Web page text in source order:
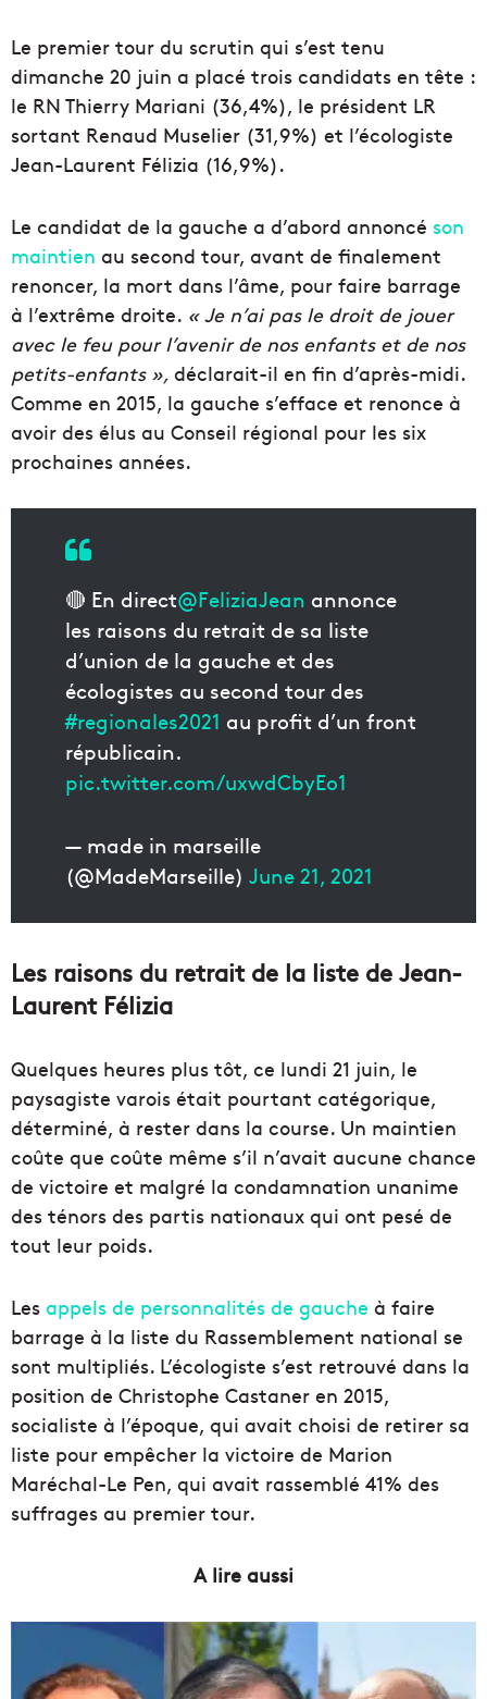
Le premier tour du scrutin qui s’est tenu
dimanche 20 juin a placé trois candidats en tête :
le RN Thierry Mariani (36,4%), le président LR
sortant Renaud Muselier (31,9%) et l’écologiste
Jean-Laurent Félizia (16,9%).
Le candidat de la gauche a d’abord annoncé son
maintien au second tour, avant de finalement
renoncer, la mort dans l’âme, pour faire barrage
à l’extrême droite. « Je n’ai pas le droit de jouer
avec le feu pour l’avenir de nos enfants et de nos
petits-enfants », déclarait-il en fin d’après-midi.
Comme en 2015, la gauche s’efface et renonce à
avoir des élus au Conseil régional pour les six
prochaines années.
🔴 En direct@FeliziaJean annonce
les raisons du retrait de sa liste
d’union de la gauche et des
écologistes au second tour des
#regionales2021 au profit d’un front
républicain.
pic.twitter.com/uxwdCbyEo1
— made in marseille
(@MadeMarseille) June 21, 2021
Les raisons du retrait de la liste de Jean-
Laurent Félizia
Quelques heures plus tôt, ce lundi 21 juin, le
paysagiste varois était pourtant catégorique,
déterminé, à rester dans la course. Un maintien
coûte que coûte même s’il n’avait aucune chance
de victoire et malgré la condamnation unanime
des ténors des partis nationaux qui ont pesé de
tout leur poids.
Les appels de personnalités de gauche à faire
barrage à la liste du Rassemblement national se
sont multipliés. L’écologiste s’est retrouvé dans la
position de Christophe Castaner en 2015,
socialiste à l’époque, qui avait choisi de retirer sa
liste pour empêcher la victoire de Marion
Maréchal-Le Pen, qui avait rassemblé 41% des
suffrages au premier tour.
A lire aussi